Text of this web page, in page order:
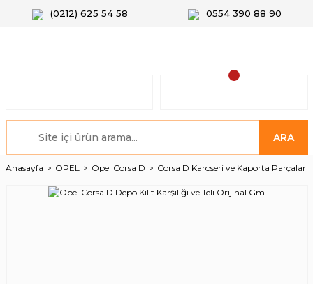
(0212) 625 54 58 0554 390 88 90
ARA
Anasayfa OPEL Opel Corsa D Corsa D Karoseri ve Kaporta Parçaları